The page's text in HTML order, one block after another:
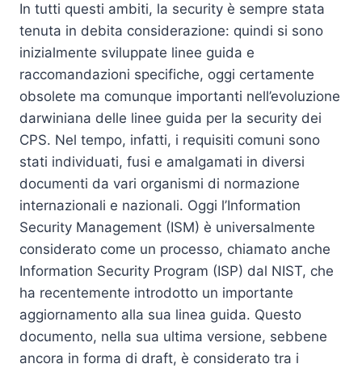
In tutti questi ambiti, la security è sempre stata
tenuta in debita considerazione: quindi si sono
inizialmente sviluppate linee guida e
raccomandazioni specifiche, oggi certamente
obsolete ma comunque importanti nell’evoluzione
darwiniana delle linee guida per la security dei
CPS. Nel tempo, infatti, i requisiti comuni sono
stati individuati, fusi e amalgamati in diversi
documenti da vari organismi di normazione
internazionali e nazionali. Oggi l’Information
Security Management (ISM) è universalmente
considerato come un processo, chiamato anche
Information Security Program (ISP) dal NIST, che
ha recentemente introdotto un importante
aggiornamento alla sua linea guida. Questo
documento, nella sua ultima versione, sebbene
ancora in forma di draft, è considerato tra i